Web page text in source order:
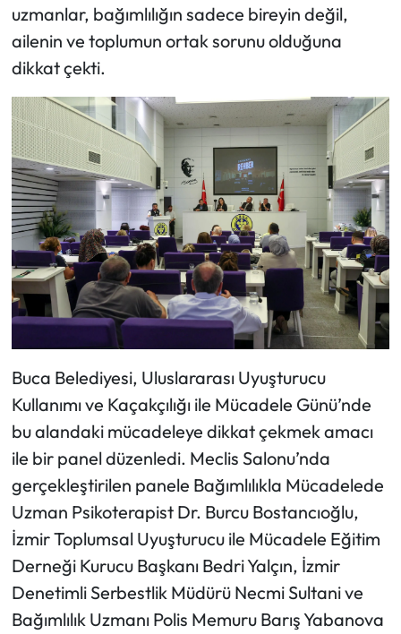
uzmanlar, bağımlılığın sadece bireyin değil,
ailenin ve toplumun ortak sorunu olduğuna
dikkat çekti.
Buca Belediyesi, Uluslararası Uyuşturucu
Kullanımı ve Kaçakçılığı ile Mücadele Günü’nde
bu alandaki mücadeleye dikkat çekmek amacı
ile bir panel düzenledi. Meclis Salonu’nda
gerçekleştirilen panele Bağımlılıkla Mücadelede
Uzman Psikoterapist Dr. Burcu Bostancıoğlu,
İzmir Toplumsal Uyuşturucu ile Mücadele Eğitim
Derneği Kurucu Başkanı Bedri Yalçın, İzmir
Denetimli Serbestlik Müdürü Necmi Sultani ve
Bağımlılık Uzmanı Polis Memuru Barış Yabanova